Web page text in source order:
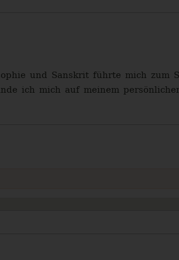
und Sanskrit führte mich zum
ich mich auf meinem